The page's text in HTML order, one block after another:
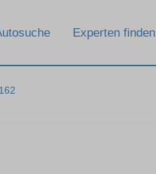
Experten finden